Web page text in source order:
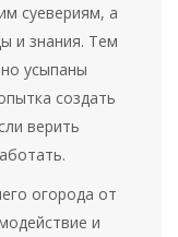
суевериям, а
и знания. Тем
усыпаны
создать
верить
огорода от
и